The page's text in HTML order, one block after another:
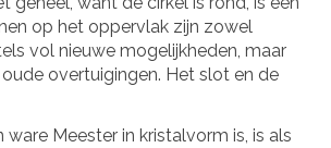
op het oppervlak zijn zowel
vol nieuwe mogelijkheden, maar
overtuigingen. Het slot en de
ware Meester in kristalvorm is, is als